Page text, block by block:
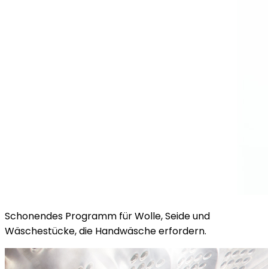
Schonendes Programm für Wolle, Seide und
Wäschestücke, die Handwäsche erfordern.